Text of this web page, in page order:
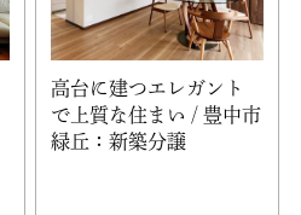
高台に建つエレガント
で上質な住まい / 豊中市
緑丘：新築分譲